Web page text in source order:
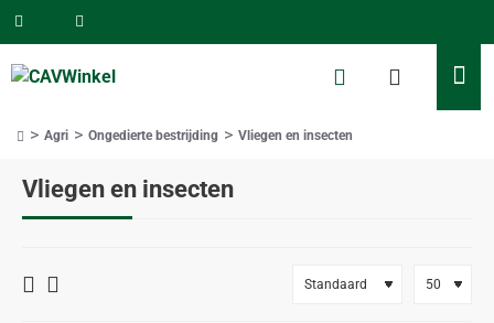
Vliegen en insecten
Agri Ongedierte bestrijding Vliegen en insecten